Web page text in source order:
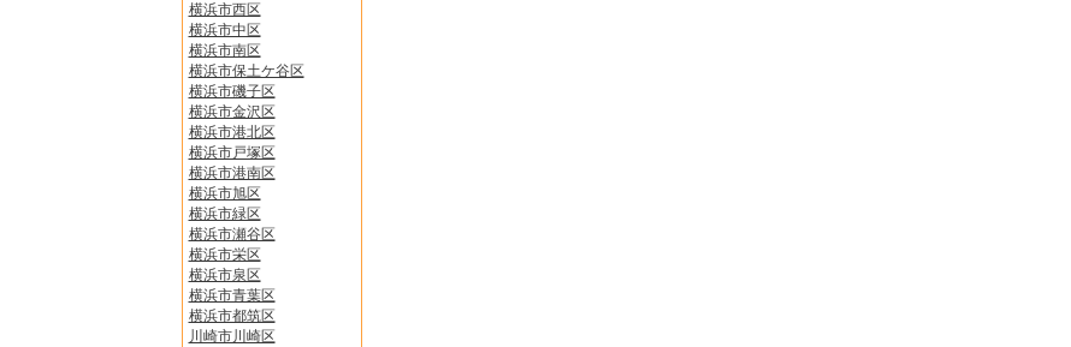
横浜市西区
横浜市中区
横浜市南区
横浜市保土ケ谷区
横浜市磯子区
横浜市金沢区
横浜市港北区
横浜市戸塚区
横浜市港南区
横浜市旭区
横浜市緑区
横浜市瀬谷区
横浜市栄区
横浜市泉区
横浜市青葉区
横浜市都筑区
川崎市川崎区